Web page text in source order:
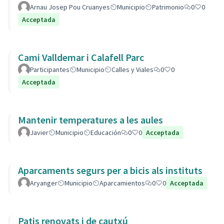
Arnau Josep Pou Cruanyes Municipio Patrimonio 0
0
Acceptada
Cami Valldemar i Calafell Parc
Participantes Municipio Calles y Viales 0
0
Acceptada
Mantenir temperatures a les aules
Javier Municipio Educación 0 0 Acceptada
Aparcaments segurs per a bicis als instituts
Aryanger Municipio Aparcamientos 0 0 Acceptada
Patis renovats i de cautxú